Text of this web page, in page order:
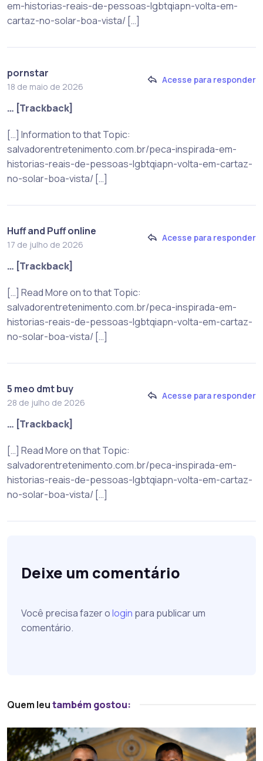
em-historias-reais-de-pessoas-lgbtqiapn-volta-em-
cartaz-no-solar-boa-vista/ […]
pornstar
18 de maio de 2026
Acesse para responder
… [Trackback]
[…] Information to that Topic:
salvadorentretenimento.com.br/peca-inspirada-em-
historias-reais-de-pessoas-lgbtqiapn-volta-em-cartaz-
no-solar-boa-vista/ […]
Huff and Puff online
17 de julho de 2026
Acesse para responder
… [Trackback]
[…] Read More on to that Topic:
salvadorentretenimento.com.br/peca-inspirada-em-
historias-reais-de-pessoas-lgbtqiapn-volta-em-cartaz-
no-solar-boa-vista/ […]
5 meo dmt buy
28 de julho de 2026
Acesse para responder
… [Trackback]
[…] Read More on that Topic:
salvadorentretenimento.com.br/peca-inspirada-em-
historias-reais-de-pessoas-lgbtqiapn-volta-em-cartaz-
no-solar-boa-vista/ […]
Deixe um comentário
Você precisa fazer ologin para publicar um
comentário.
Quem leutambém gostou: